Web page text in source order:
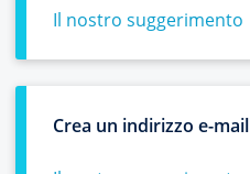
Il nostro suggerimento
Crea un indirizzo e-mail